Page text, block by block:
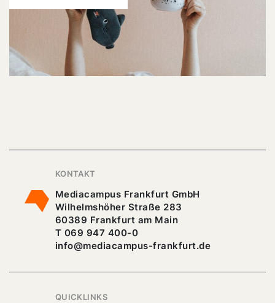
KONTAKT
Mediacampus Frankfurt GmbH
Wilhelmshöher Straße 283
60389 Frankfurt am Main
T 069 947 400-0
info@mediacampus-frankfurt.de
QUICKLINKS